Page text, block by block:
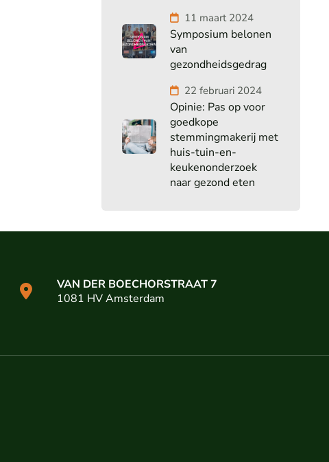
Symposium belonen
van
gezondheidsgedrag
11 maart 2024
Opinie: Pas op voor
goedkope
stemmingmakerij met
huis-tuin-en-
keukenonderzoek
naar gezond eten
22 februari 2024
VAN DER BOECHORSTRAAT 7
1081 HV Amsterdam